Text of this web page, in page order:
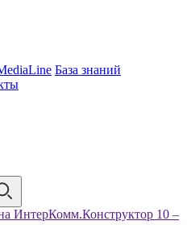
База знаний
ИнтерКомм.Конструктор 10 –